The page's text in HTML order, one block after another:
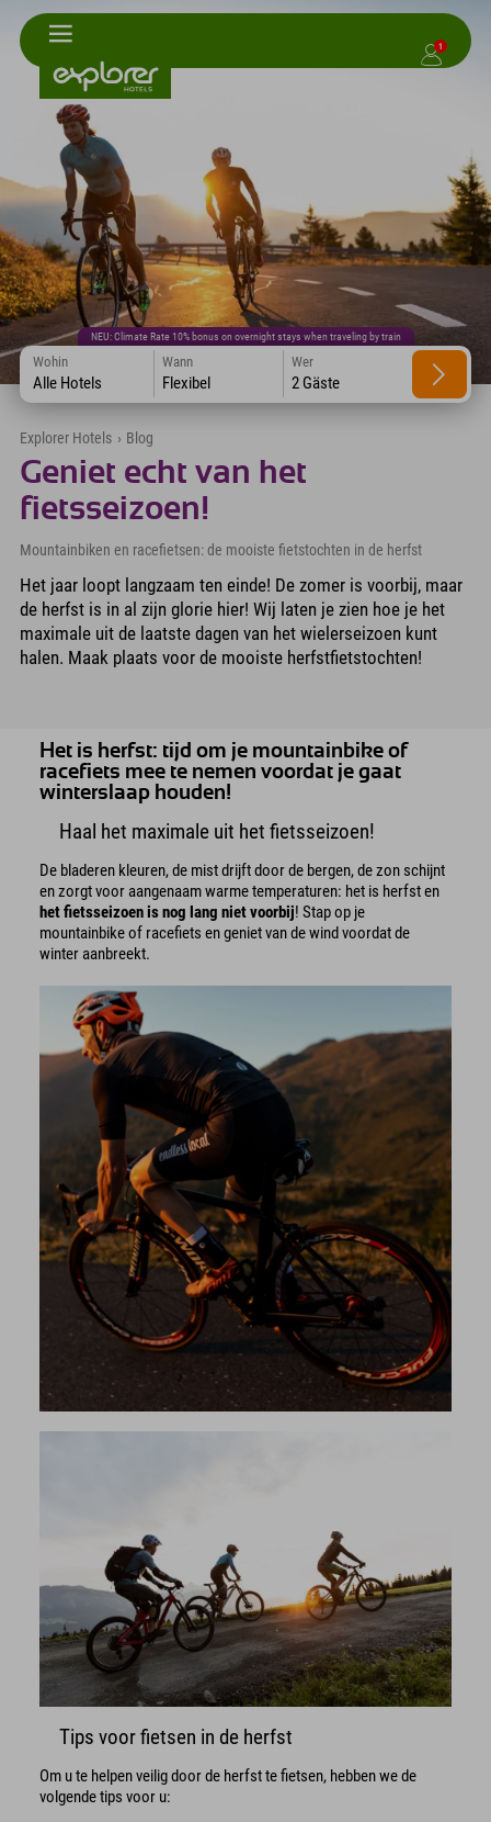
1
NEU: Climate Rate 10% bonus on overnight stays when traveling by train
Wohin
Alle Hotels
Wann
Flexibel
Wer
2 Gäste
Explorer Hotels › Blog
Geniet echt van het
fietsseizoen!
Mountainbiken en racefietsen: de mooiste fietstochten in de herfst
Het jaar loopt langzaam ten einde! De zomer is voorbij, maar
de herfst is in al zijn glorie hier! Wij laten je zien hoe je het
maximale uit de laatste dagen van het wielerseizoen kunt
halen. Maak plaats voor de mooiste herfstfietstochten!
Het is herfst: tijd om je mountainbike of
racefiets mee te nemen voordat je gaat
winterslaap houden!
Haal het maximale uit het fietsseizoen!
De bladeren kleuren, de mist drijft door de bergen, de zon schijnt
en zorgt voor aangenaam warme temperaturen: het is herfst en
het fietsseizoen is nog lang niet voorbij! Stap op je
mountainbike of racefiets en geniet van de wind voordat de
winter aanbreekt.
Tips voor fietsen in de herfst
Om u te helpen veilig door de herfst te fietsen, hebben we de
volgende tips voor u: